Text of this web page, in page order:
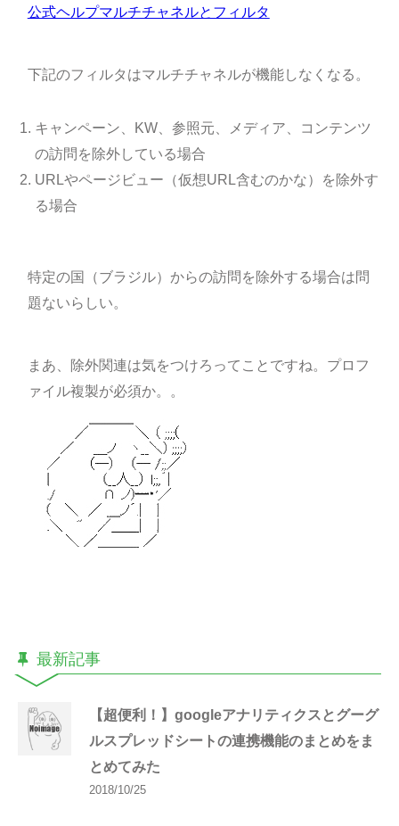
公式ヘルプマルチチャネルとフィルタ
下記のフィルタはマルチチャネルが機能しなくなる。
キャンペーン、KW、参照元、メディア、コンテンツ
の訪問を除外している場合
URLやページビュー（仮想URL含むのかな）を除外す
る場合
特定の国（ブラジル）からの訪問を除外する場合は問
題ないらしい。
まあ、除外関連は気をつけろってことですね。プロフ
ァイル複製が必須か。。
最新記事
【超便利！】googleアナリティクスとグーグ
ルスプレッドシートの連携機能のまとめをま
とめてみた
2018/10/25